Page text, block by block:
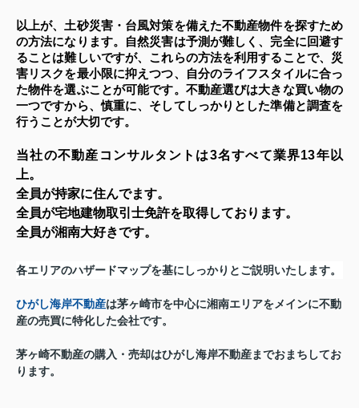
以上が、土砂災害・台風対策を備えた不動産物件を探すため
の方法になります。自然災害は予測が難しく、完全に回避す
ることは難しいですが、これらの方法を利用することで、災
害リスクを最小限に抑えつつ、自分のライフスタイルに合っ
た物件を選ぶことが可能です。不動産選びは大きな買い物の
一つですから、慎重に、そしてしっかりとした準備と調査を
行うことが大切です。
当社の不動産コンサルタントは3名すべて業界13年以
上。
全員が持家に住んでます。
全員が宅地建物取引士免許を取得しております。
全員が湘南大好きです。
各エリアのハザードマップを基にしっかりとご説明いたします。
ひがし海岸不動産は茅ヶ崎市を中心に湘南エリアをメインに不動
産の売買に特化した会社です。
茅ヶ崎不動産の購入・売却はひがし海岸不動産までおまちしてお
ります。